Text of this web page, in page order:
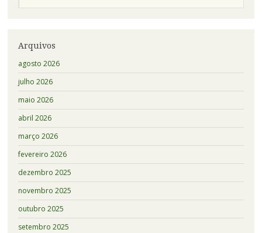
Arquivos
agosto 2026
julho 2026
maio 2026
abril 2026
março 2026
fevereiro 2026
dezembro 2025
novembro 2025
outubro 2025
setembro 2025